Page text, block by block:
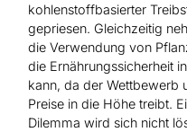
kohlenstoffbasierter
gepriesen. Gleichzeitig
die Verwendung von
die Ernährungssicherheit
kann, da der Wettbewerb
Preise in die Höhe treibt.
Dilemma wird sich nicht